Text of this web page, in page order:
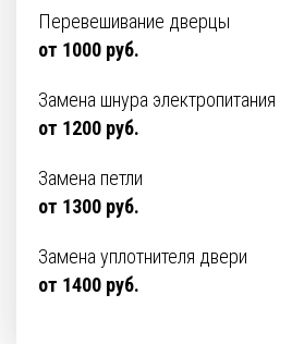
Перевешивание дверцы
от 1000 руб.
Замена шнура электропитания
от 1200 руб.
Замена петли
от 1300 руб.
Замена уплотнителя двери
от 1400 руб.